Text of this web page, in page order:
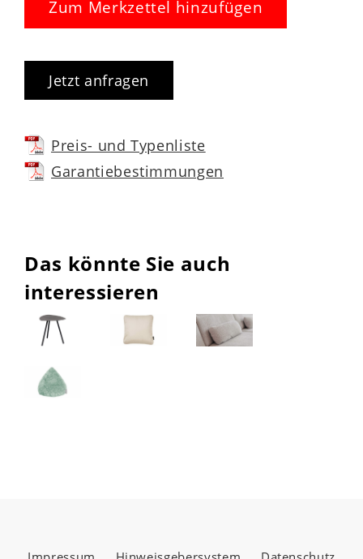
Zum Merkzettel hinzufügen
Jetzt anfragen
Preis- und Typenliste
Garantiebestimmungen
Das könnte Sie auch
interessieren